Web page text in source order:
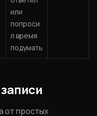
или
попроси
л время
подумать
от простых